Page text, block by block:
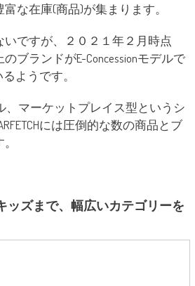
な在庫(商品)が集まります。
ですが、２０２１年２月時点
ブランドがE-Concessionモデルで
るようです。
、マーケットプレイス型というシ
には圧倒的な数の商品とブ
ッズまで、幅広いカテゴリーを